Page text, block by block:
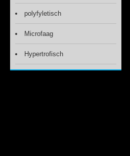
polyfyletisch
Microfaag
Hypertrofisch